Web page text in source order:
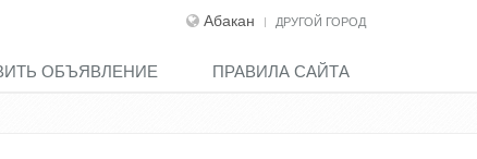
Абакан ДРУГОЙ ГОРОД
ОБЪЯВЛЕНИЕ ПРАВИЛА САЙТА